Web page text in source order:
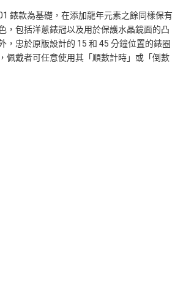
錶款為基礎，在添加龍年元素之餘同樣保有
，包括洋蔥錶冠以及用於保護水晶鏡面的凸
，忠於原版設計的 15 和 45 分鐘位置的錶圈
佩戴者可任意使用其「順數計時」或「倒數